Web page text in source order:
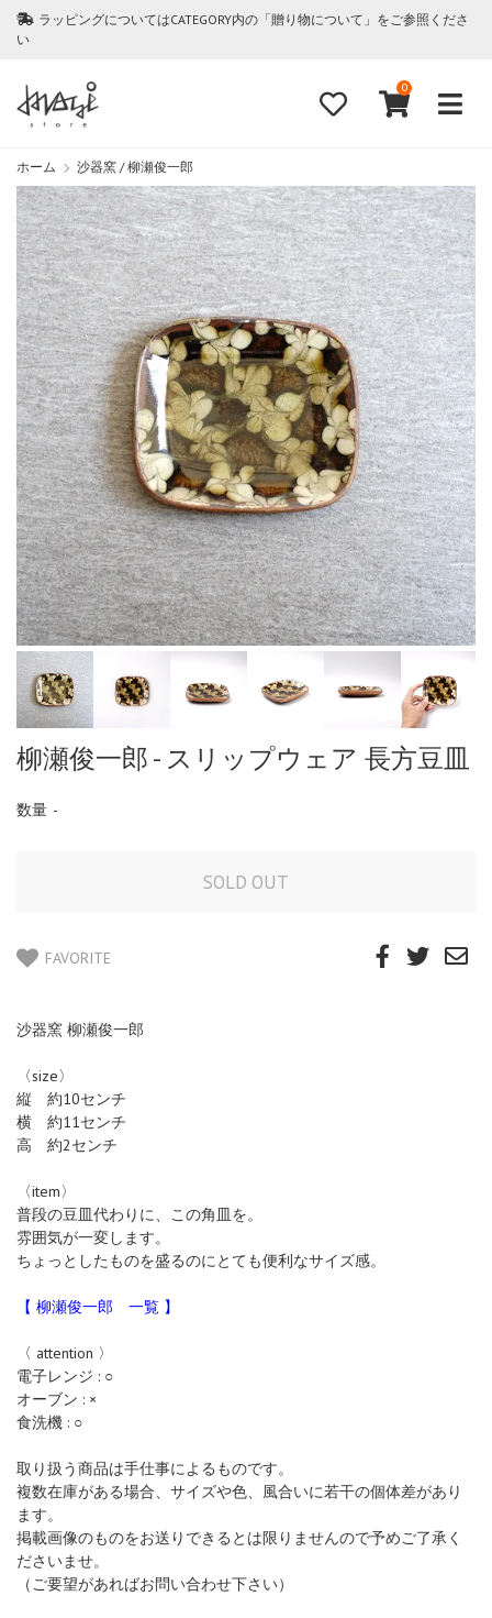
ラッピングについてはCATEGORY内の「贈り物について」をご参照くださ
い
0
ホーム 沙器窯 / 柳瀬俊一郎
柳瀬俊一郎 - スリップウェア 長方豆皿
数量 -
FAVORITE
沙器窯 柳瀬俊一郎
〈size〉
縦 約10センチ
横 約11センチ
高 約2センチ
〈item〉
普段の豆皿代わりに、この角皿を。
雰囲気が一変します。
ちょっとしたものを盛るのにとても便利なサイズ感。
【 柳瀬俊一郎 一覧 】
〈 attention 〉
電子レンジ : ○
オーブン : ×
食洗機 : ○
取り扱う商品は手仕事によるものです。
複数在庫がある場合、サイズや色、風合いに若干の個体差があり
ます。
掲載画像のものをお送りできるとは限りませんので予めご了承く
ださいませ。
（ご要望があればお問い合わせ下さい）